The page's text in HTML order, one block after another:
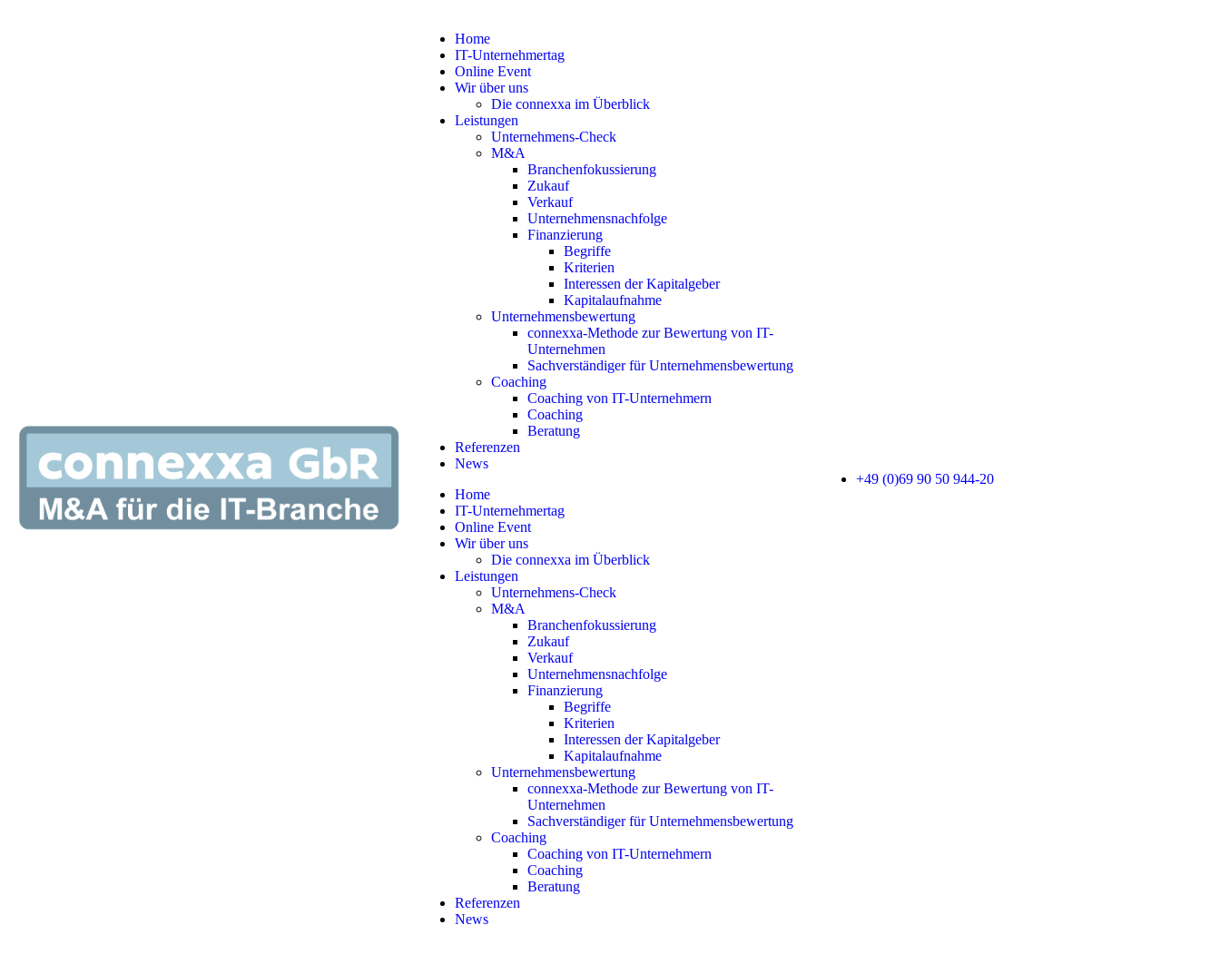
Home
IT-Unternehmertag
Online Event
Wir über uns
Die connexxa im Überblick
Leistungen
Unternehmens-Check
M&A
Branchenfokussierung
Zukauf
Verkauf
Unternehmensnachfolge
Finanzierung
Begriffe
Kriterien
Interessen der Kapitalgeber
Kapitalaufnahme
Unternehmensbewertung
connexxa-Methode zur Bewertung von IT-
Unternehmen
Sachverständiger für Unternehmensbewertung
Coaching
Coaching von IT-Unternehmern
Coaching
Beratung
Referenzen
News
Home
IT-Unternehmertag
Online Event
Wir über uns
Die connexxa im Überblick
Leistungen
Unternehmens-Check
M&A
Branchenfokussierung
Zukauf
Verkauf
Unternehmensnachfolge
Finanzierung
Begriffe
Kriterien
Interessen der Kapitalgeber
Kapitalaufnahme
Unternehmensbewertung
connexxa-Methode zur Bewertung von IT-
Unternehmen
Sachverständiger für Unternehmensbewertung
Coaching
Coaching von IT-Unternehmern
Coaching
Beratung
Referenzen
News
+49 (0)69 90 50 944-20